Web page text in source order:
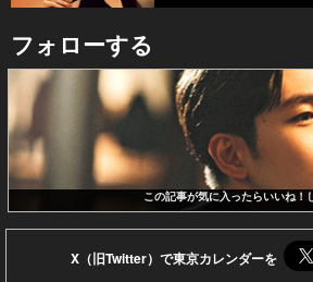
フォローする
この記事が気に入ったらいいね！
X（旧Twitter）で東京カレンダーを